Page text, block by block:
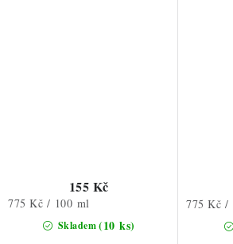
Skladem(10 ks)
155 Kč
Měrná
775 Kč / 100 ml
Měrná
775 Kč /